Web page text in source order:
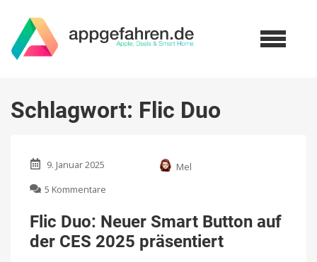
Schlagwort: Flic Duo
9. Januar 2025
Mel
5 Kommentare
Duo:
Neuer
Smart
Flic Duo: Neuer Smart Button auf
der CES 2025 präsentiert